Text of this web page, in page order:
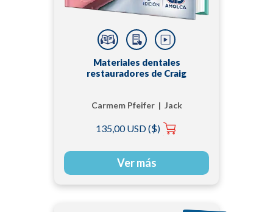
Materiales dentales
restauradores de Craig
Carmem Pfeifer | Jack
Sakaguchi
135,00 USD ($)
Ver más